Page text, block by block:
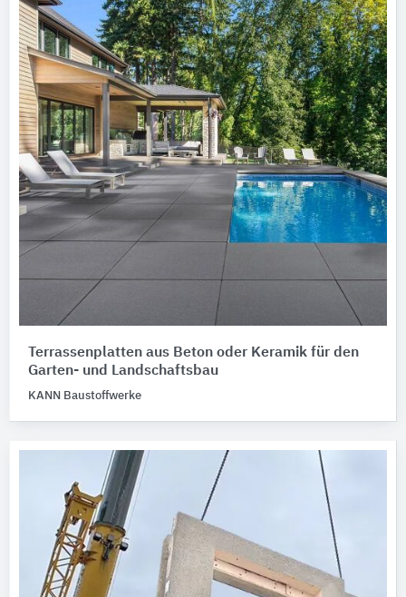
Terrassenplatten aus Beton oder Keramik für den
Garten- und Landschaftsbau
KANN Baustoffwerke